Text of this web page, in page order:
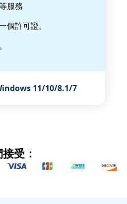
服務
個許可證。
11/10/8.1/7
受：